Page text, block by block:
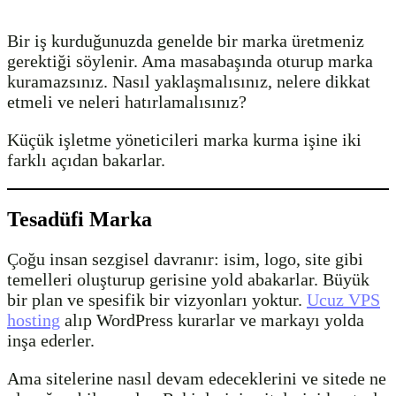
Bir iş kurduğunuzda genelde bir marka üretmeniz
gerektiği söylenir. Ama masabaşında oturup marka
kuramazsınız. Nasıl yaklaşmalısınız, nelere dikkat
etmeli ve neleri hatırlamalısınız?
Küçük işletme yöneticileri marka kurma işine iki
farklı açıdan bakarlar.
Tesadüfi Marka
Çoğu insan sezgisel davranır: isim, logo, site gibi
temelleri oluşturup gerisine yold abakarlar. Büyük
bir plan ve spesifik bir vizyonları yoktur. Ucuz VPS
hosting alıp WordPress kurarlar ve markayı yolda
inşa ederler.
Ama sitelerine nasıl devam edeceklerini ve sitede ne